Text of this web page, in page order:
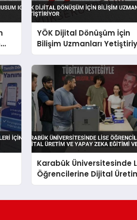
YÖK Dijital Dönüşüm İçin
Bilişim Uzmanları
Karabük Üniversitesinde
Öğrencilerine Dijital
Yapay Zeka Eğitimi